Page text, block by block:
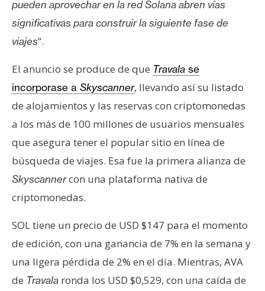
pueden aprovechar en la red Solana abren vías
significativas para construir la siguiente fase de
viajes”.
El anuncio se produce de que Travala se
incorporase a Skyscanner, llevando así su listado
de alojamientos y las reservas con criptomonedas
a los más de 100 millones de usuarios mensuales
que asegura tener el popular sitio en línea de
búsqueda de viajes. Esa fue la primera alianza de
Skyscannercon una plataforma nativa de
criptomonedas.
SOL tiene un precio de USD $147 para el momento
de edición, con una ganancia de 7% en la semana y
una ligera pérdida de 2% en el día. Mientras, AVA
de Travala ronda los USD $0,529, con una caída de